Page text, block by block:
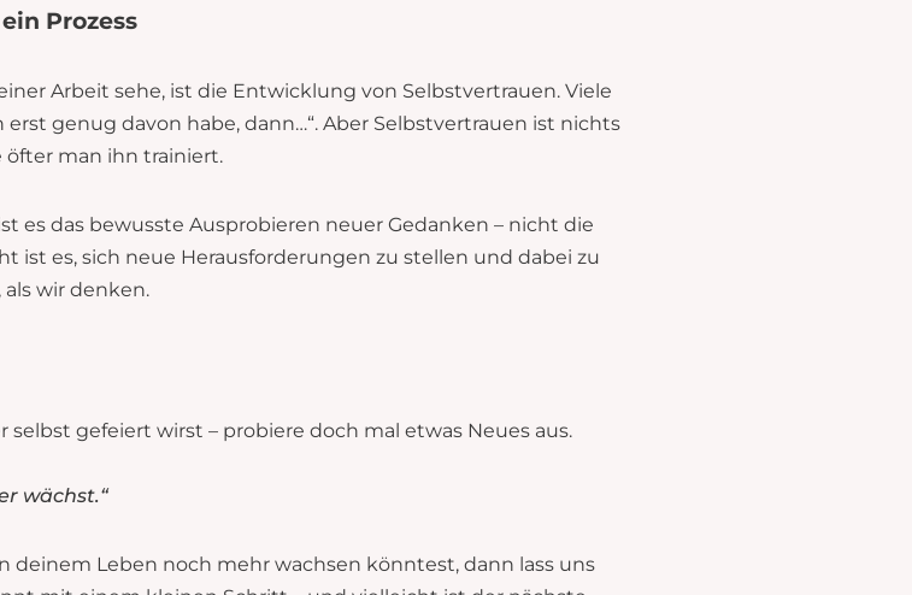
Prozess
Arbeit sehe, ist die Entwicklung von Selbstvertrauen. Viele
genug davon habe, dann…“. Aber Selbstvertrauen ist nichts
öfter man ihn trainiert.
es das bewusste Ausprobieren neuer Gedanken – nicht die
ist es, sich neue Herausforderungen zu stellen und dabei zu
wir denken.
gefeiert wirst – probiere doch mal etwas Neues aus.
wächst.“
deinem Leben noch mehr wachsen könntest, dann lass uns